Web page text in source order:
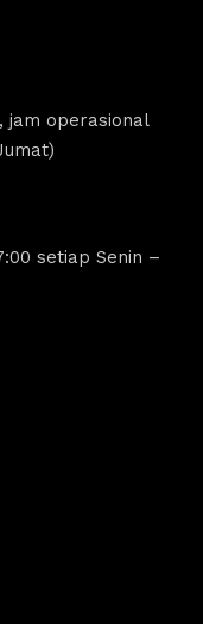
jam operasional
setiap Senin –